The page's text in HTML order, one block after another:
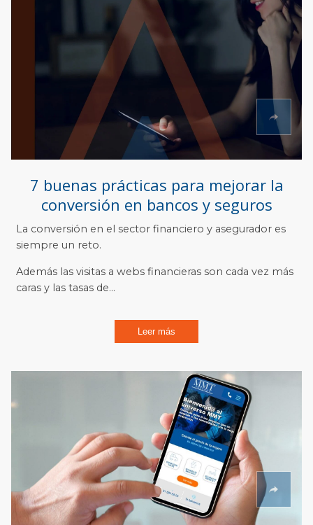
7 buenas prácticas para mejorar la
conversión en bancos y seguros
La conversión en el sector financiero y asegurador es
siempre un reto.
Además las visitas a webs financieras son cada vez más
caras y las tasas de...
Leer más